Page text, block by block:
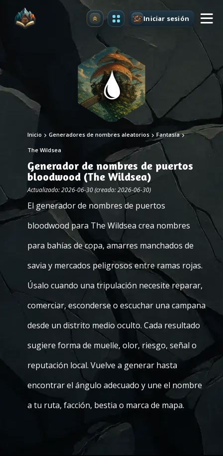
Mejorar Iniciar sesión
Inicio Generadores de nombres aleatorios Fantasía
The Wildsea
Generador de nombres de puertos
bloodwood (The Wildsea)
Actualizado: 2026-06-30 (creado: 2026-06-30)
El generador de nombres de puertos
bloodwood para The Wildsea crea nombres
para bahías de copa, amarres manchados de
savia y mercados peligrosos entre ramas rojas.
Úsalo cuando una tripulación necesite reparar,
comerciar, esconderse o escuchar una campana
desde un distrito medio oculto. Cada resultado
sugiere forma de muelle, olor, riesgo, señal o
reputación local. Vuelve a generar hasta
encontrar el ángulo adecuado y une el nombre
a tu ruta, facción, bestia o marca de mapa.